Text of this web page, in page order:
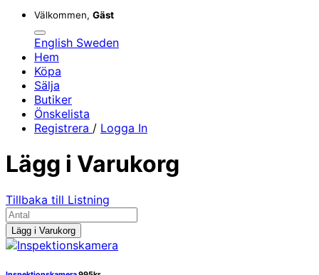
Välkommen, Gäst
English Sweden
Hem
Köpa
Sälja
Butiker
Önskelista
Registrera / Logga In
Lägg i Varukorg
Tillbaka till Listning
Lägg i Varukorg